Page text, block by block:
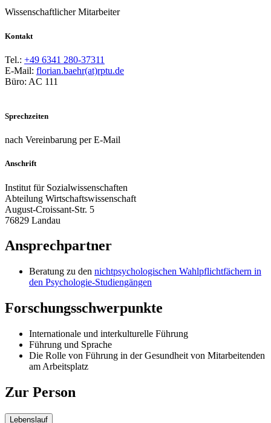
Wissenschaftlicher Mitarbeiter
Kontakt
Tel.: +49 6341 280-37311
E-Mail: florian.baehr(at)rptu.de
Büro: AC 111
Sprechzeiten
nach Vereinbarung per E-Mail
Anschrift
Institut für Sozialwissenschaften
Abteilung Wirtschaftswissenschaft
August-Croissant-Str. 5
76829 Landau
Ansprechpartner
Beratung zu den nichtpsychologischen Wahlpflichtfächern in
den Psychologie-Studiengängen
Forschungsschwerpunkte
Internationale und interkulturelle Führung
Führung und Sprache
Die Rolle von Führung in der Gesundheit von Mitarbeitenden
am Arbeitsplatz
Zur Person
Lebenslauf